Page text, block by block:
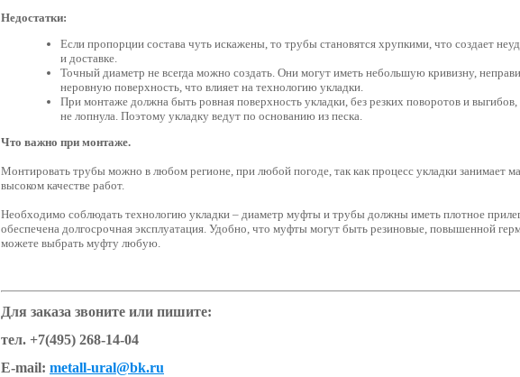
Недостатки:
Если пропорции состава чуть искажены, то трубы становятся хрупкими, что создает
и доставке.
Точный диаметр не всегда можно создать. Они могут иметь небольшую кривизну,
неровную поверхность, что влияет на технологию укладки.
При монтаже должна быть ровная поверхность укладки, без резких поворотов и
не лопнула. Поэтому укладку ведут по основанию из песка.
Что важно при монтаже.
Монтировать трубы можно в любом регионе, при любой погоде, так как процесс укладки занимает
высоком качестве работ.
Необходимо соблюдать технологию укладки – диаметр муфты и трубы должны иметь плотное
обеспечена долгосрочная эксплуатация. Удобно, что муфты могут быть резиновые, повышенной
можете выбрать муфту любую.
Для заказа звоните или пишите:
тел. +7(495) 268-14-04
E-mail: metall-ural@bk.ru